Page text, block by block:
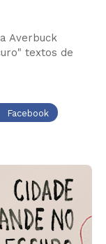
Averbuck
textos de
Facebook